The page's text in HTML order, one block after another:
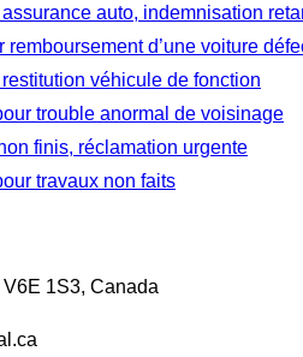
auto, indemnisation
remboursement d’une voiture
véhicule de fonction
trouble anormal de voisinage
finis, réclamation urgente
travaux non faits
1S3, Canada